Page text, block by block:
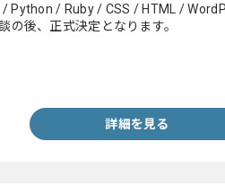
Python / Ruby / CSS / HTML /
後、正式決定となります。
詳細を見る